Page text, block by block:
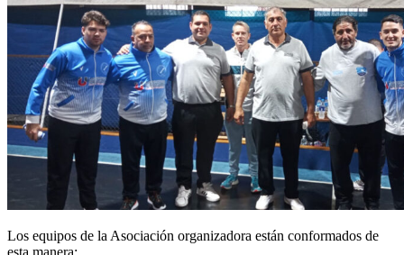
Los equipos de la Asociación organizadora están conformados de